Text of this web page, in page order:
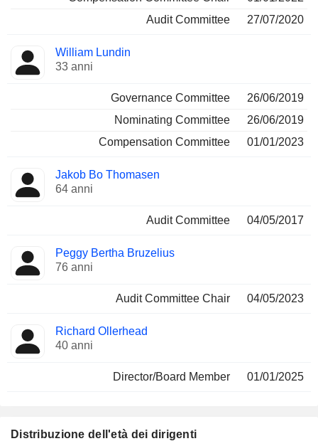
Audit Committee
27/07/2020
William Lundin
33 anni
Governance Committee
26/06/2019
Nominating Committee
26/06/2019
Compensation Committee
01/01/2023
Jakob Bo Thomasen
64 anni
Audit Committee 04/05/2017
Peggy Bertha Bruzelius
76 anni
Audit Committee Chair 04/05/2023
Richard Ollerhead
40 anni
Director/Board Member 01/01/2025
Distribuzione dell'età dei dirigenti